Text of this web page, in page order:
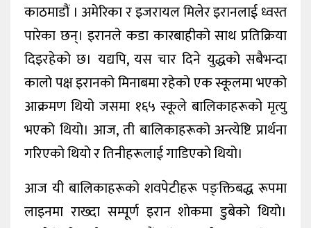
अन्यकाठमाडौं । अमेरिका र इजरायल मिलेर इरानलाई ध्वस्त
पारेका छन्। इरानले कडा कारबाहीको साथ प्रतिक्रिया
दिइरहेको छ। यद्यपि, यस चार दिने युद्धको सबैभन्दा
कालो पक्ष इरानको मिनाबमा रहेको एक स्कूलमा भएको
आक्रमण थियो जसमा १६५ स्कूले बालिकाहरूको मृत्यु
भएको थियो। आज, ती बालिकाहरूको अन्त्येष्टि प्रार्थना
गरिएको थियो र तिनीहरूलाई गाडिएको थियो।
आज यी बालिकाहरूको शवपेटीहरू पङ्क्तिबद्ध रूपमा
लाइनमा राख्दा सम्पूर्ण इरान शोकमा डुबेको थियो।